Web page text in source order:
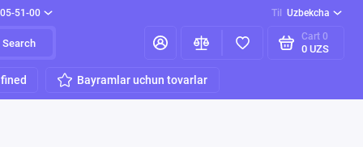
51-00 Til Uzbekcha
Search
Cart 0
0 UZS
Bayramlar uchun tovarlar